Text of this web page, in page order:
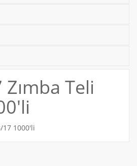
Teli
17 1000'li